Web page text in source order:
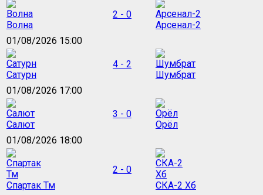
Волна
2 - 0
Арсенал-2
01/08/2026 15:00
Сатурн
4 - 2
Шумбрат
01/08/2026 17:00
Салют
3 - 0
Орёл
01/08/2026 18:00
Спартак Тм
2 - 0
СКА-2 Хб